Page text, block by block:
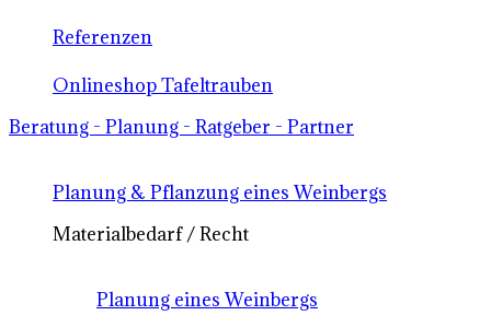
Referenzen
Onlineshop Tafeltrauben
Beratung - Planung - Ratgeber - Partner
Planung & Pflanzung eines Weinbergs
Materialbedarf / Recht
Planung eines Weinbergs